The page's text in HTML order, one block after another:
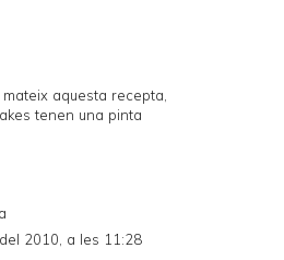
aquesta recepta,
tenen una pinta
2010, a les 11:28